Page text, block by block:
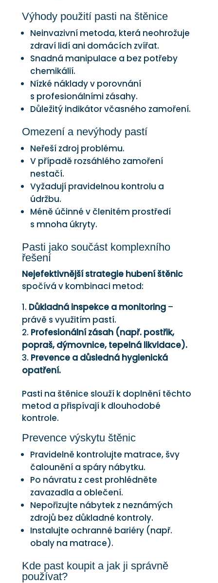
Výhody použití pasti na štěnice
Neinvazivní metoda, která neohrožuje
zdraví lidí ani domácích zvířat.
Snadná manipulace a bez potřeby
chemikálií.
Nízké náklady v porovnání
s profesionálními zásahy.
Důležitý indikátor včasného zamoření.
Omezení a nevýhody pastí
Neřeší zdroj problému.
V případě rozsáhlého zamoření
nestačí.
Vyžadují pravidelnou kontrolu a
údržbu.
Méně účinné v členitém prostředí
s mnoha úkryty.
Pasti jako součást komplexního
řešení
Nejefektivnější strategie hubení štěnic
spočívá v kombinaci metod:
Důkladná inspekce a monitoring–
právě s využitím pastí.
Profesionální zásah (např. postřik,
popraš, dýmovnice, tepelná likvidace).
Prevence a důsledná hygienická
opatření.
Pasti na štěnice slouží k doplnění těchto
metod a přispívají k dlouhodobé
kontrole.
Prevence výskytu štěnic
Pravidelně kontrolujte matrace, švy
čalounění a spáry nábytku.
Po návratu z cest prohlédněte
zavazadla a oblečení.
Nepořizujte nábytek z neznámých
zdrojů bez důkladné kontroly.
Instalujte ochranné bariéry (např.
obaly na matrace).
Kde past koupit a jak ji správně
používat?